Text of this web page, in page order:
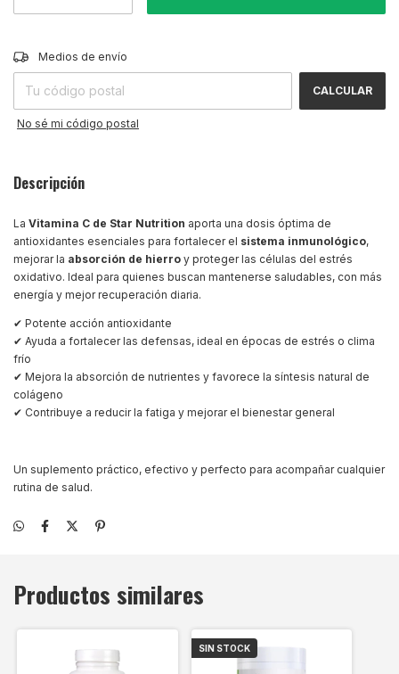
Entregas para el CP:
Medios de envío
CALCULAR
No sé mi código postal
Descripción
La Vitamina C de Star Nutrition aporta una dosis óptima de
antioxidantes esenciales para fortalecer el sistema inmunológico,
mejorar la absorción de hierro y proteger las células del estrés
oxidativo. Ideal para quienes buscan mantenerse saludables, con más
energía y mejor recuperación diaria.
✔ Potente acción antioxidante
✔ Ayuda a fortalecer las defensas, ideal en épocas de estrés o clima
frío
✔ Mejora la absorción de nutrientes y favorece la síntesis natural de
colágeno
✔ Contribuye a reducir la fatiga y mejorar el bienestar general
Un suplemento práctico, efectivo y perfecto para acompañar cualquier
rutina de salud.
Productos similares
SIN STOCK